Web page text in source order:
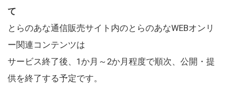
て
とらのあな通信販売サイト内のとらのあなWEBオンリ
ー関連コンテンツは
サービス終了後、1か月～2か月程度で順次、公開・提
供を終了する予定です。